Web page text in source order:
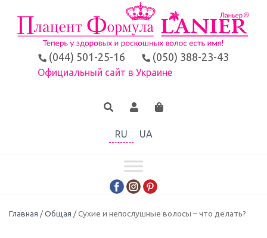
(044) 501-25-16 (050) 388-23-43
Официальный сайт в Украине
RU UA
Главная /Общая / Сухие и непослушные волосы – что делать?